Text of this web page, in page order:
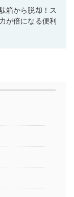
箱から脱却！ス
が倍になる便利